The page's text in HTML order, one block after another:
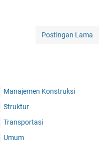
Postingan Lama
Manajemen Konstruksi
Struktur
Transportasi
Umum